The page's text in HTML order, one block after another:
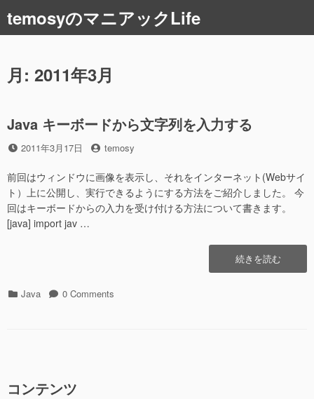
ン
テ
へ
ッ
プ
temosyのマニアックLife
月: 2011年3月
Java キーボードから文字列を入力する
投
日
2011年3月17日
投
者
temosy
前回はウィンドウに画像を表示し、それをインターネット(Webサイ
ト）上に公開し、実行できるようにする方法をご紹介しました。 今
回はキーボードからの入力を受け付ける方法について書きます。
[java] import jav …
“Java
キ
続きを読む
カ Java 0 Comments
コンテンツ